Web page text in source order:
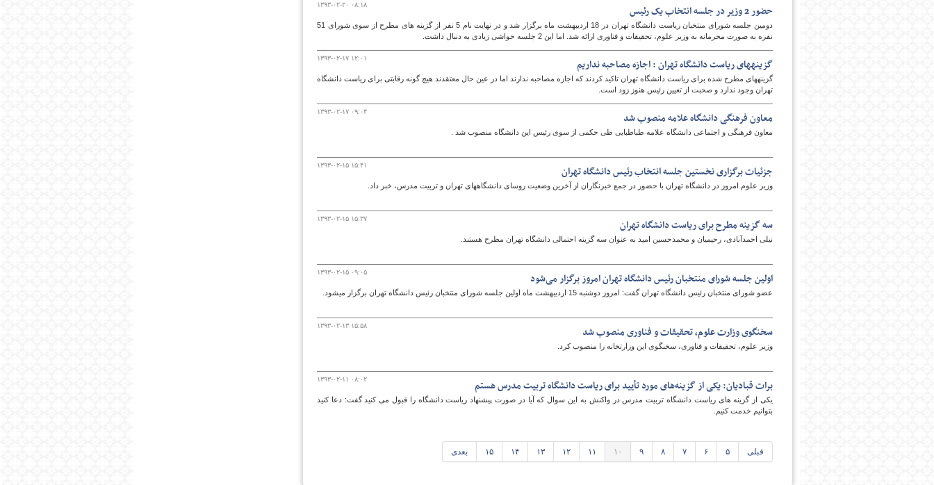
۱۳۹۳-۰۲-۲۰ ۰۸:۱۸ حضور 2 وزیر در جلسه انتخاب یک رئیس
دومین جلسه شورای منتخبان ریاست دانشگاه تهران در 18 اردیبهشت ماه برگزار شد و در نهایت نام 5 نفر از گزینه های مطرح از سوی شورای 51
نفره به صورت محرمانه به وزیر علوم، تحقیقات و فناوری ارائه شد. اما این 2 جلسه حواشی زیادی به دنبال داشت.
۱۳۹۳-۰۲-۱۷ ۱۲:۰۱ گزینه‎های ریاست دانشگاه تهران : اجازه مصاحبه نداریم
گزینه‎های مطرح شده برای ریاست دانشگاه تهران تاکید کردند که اجازه مصاحبه ندارند اما در عین حال معتقدند هیچ گونه رقابتی برای ریاست دانشگاه
تهران وجود ندارد و صحبت از تعیین رئیس هنوز زود است.
۱۳۹۳-۰۲-۱۷ ۰۹:۰۴ معاون فرهنگی دانشگاه علامه منصوب شد
معاون فرهنگی و اجتماعی دانشگاه علامه طباطبایی طی حکمی از سوی رئیس این دانشگاه منصوب شد .
۱۳۹۳-۰۲-۱۵ ۱۵:۴۱ جزئیات برگزاری نخستین جلسه انتخاب رئیس دانشگاه تهران
وزیر علوم امروز در دانشگاه تهران با حضور در جمع خبرنگاران از آخرین وضعیت روسای دانشگاه‎های تهران و تربیت مدرس، خبر داد.
۱۳۹۳-۰۲-۱۵ ۱۵:۳۷ سه گزینه‌ مطرح برای ریاست دانشگاه تهران
نیلی احمدآبادی، رحیمیان و محمدحسین امید به عنوان سه گزینه احتمالی دانشگاه تهران مطرح هستند.
۱۳۹۳-۰۲-۱۵ ۰۹:۰۵ اولین جلسه شورای منتخبان رئیس دانشگاه تهران امروز برگزار می‌شود
عضو شورای منتخبان رئیس دانشگاه تهران گفت: امروز دوشنبه 15 اردیبهشت ماه اولین جلسه شورای منتخبان رئیس دانشگاه تهران برگزار می‎شود.
۱۳۹۳-۰۲-۱۳ ۱۵:۵۸ سخنگوی وزارت علوم، تحقیقات و فناوری منصوب شد
وزیر علوم، تحقیقات و فناوری، سخنگوی این وزارتخانه را منصوب کرد.
۱۳۹۳-۰۲-۱۱ ۰۸:۰۲ برات قبادیان: یکی از گزینه‌های مورد تأیید برای ریاست دانشگاه تربیت مدرس هستم
یکی از گزینه های ریاست دانشگاه تربیت مدرس در واکنش به این سوال که آیا در صورت پیشنهاد ریاست دانشگاه را قبول می کنید گفت: دعا کنید
بتوانیم خدمت کنیم.
قبلی ۵ ۶ ۷ ۸ ۹ ۱۰ ۱۱ ۱۲ ۱۳ ۱۴ ۱۵ بعدی